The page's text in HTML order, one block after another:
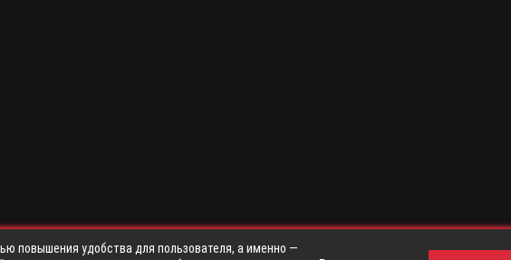
повышения удобства для пользователя, а именно —